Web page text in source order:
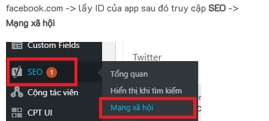
facebook.com -> lấy ID của app sau đó truy cập SEO ->
Mạng xã hội